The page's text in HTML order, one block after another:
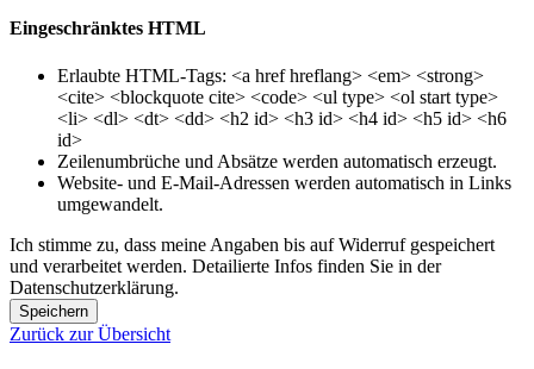
Eingeschränktes HTML
Erlaubte HTML-Tags: <a href hreflang> <em> <strong>
<cite> <blockquote cite> <code> <ul type> <ol start type>
<li> <dl> <dt> <dd> <h2 id> <h3 id> <h4 id> <h5 id> <h6
id>
Zeilenumbrüche und Absätze werden automatisch erzeugt.
Website- und E-Mail-Adressen werden automatisch in Links
umgewandelt.
Ich stimme zu, dass meine Angaben bis auf Widerruf gespeichert
und verarbeitet werden. Detailierte Infos finden Sie in der
Datenschutzerklärung.
Speichern
Zurück zur Übersicht